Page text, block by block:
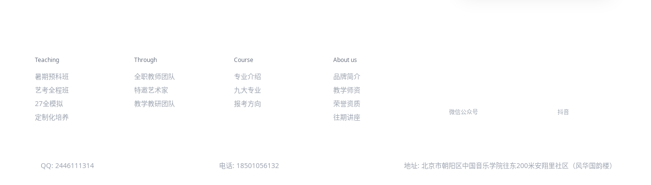
Teaching
暑期预科班
艺考全程班
27全模拟
定制化培养
Through
全职教师团队
特邀艺术家
教学教研团队
Course
专业介绍
九大专业
报考方向
About us
品牌简介
教学师资
荣誉资质
往期讲座
微信公众号 抖音
QQ: 2446111314 电话: 18501056132 地址: 北京市朝阳区中国音乐学院往东200米安翔里社区（风华国韵楼）